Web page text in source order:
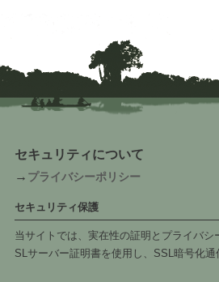
セキュリティについて
→ プライバシーポリシー
セキュリティ保護
当サイトでは、実在性の証明とプライバ
SLサーバー証明書を使用し、SSL暗号化通